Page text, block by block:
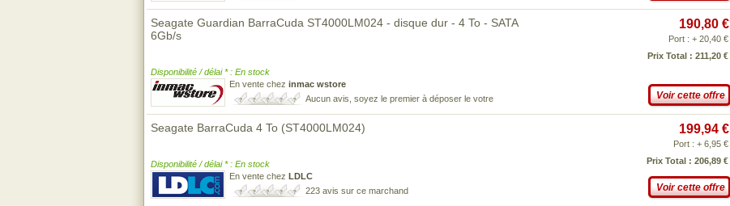
Seagate Guardian BarraCuda ST4000LM024 - disque dur - 4 To - SATA
6Gb/s
Disponibilité / délai * : En stock
En vente chez inmac wstore
Aucun avis, soyez le premier à déposer le votre
190,80 €
Port : + 20,40 €
Prix Total : 211,20 €
Voir cette offre
Seagate BarraCuda 4 To (ST4000LM024)
Disponibilité / délai * : En stock
En vente chez LDLC
223 avis sur ce marchand
199,94 €
Port : + 6,95 €
Prix Total : 206,89 €
Voir cette offre